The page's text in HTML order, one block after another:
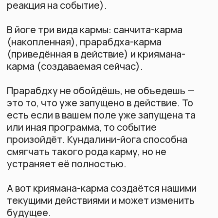
А вот криямана-карма создаётся нашими
текущими действиями и может изменить
Йогический подход: мы не можем изменить
прарабдха-карму, но можем
трансформировать своё отношение к ней и
создавать позитивную карму через
осознанные действия.
Практика йоги готовит нас не к пассивному
принятию, а к осознанному участию в своей
Что касается предвидения — йога учит, что
время не линейно, что прошлое, настоящее
и будущее существуют одновременно. То,
что мы называем предвидением, — это
видение из более высокого измерения, где
все события уже существуют.
Так работает тонкое различение сознания,
когда оно развивается в процессе
практики.